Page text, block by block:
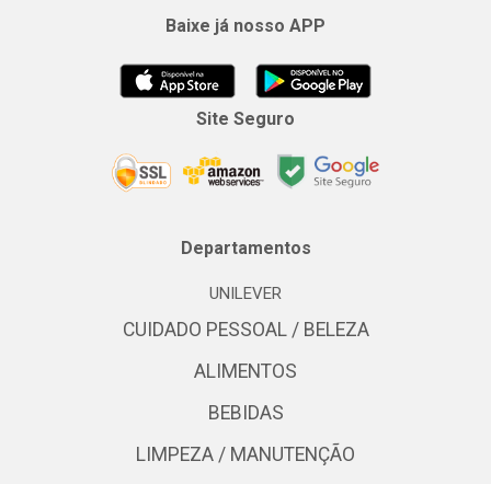
Baixe já nosso APP
Site Seguro
Departamentos
UNILEVER
CUIDADO PESSOAL / BELEZA
ALIMENTOS
BEBIDAS
LIMPEZA / MANUTENÇÃO